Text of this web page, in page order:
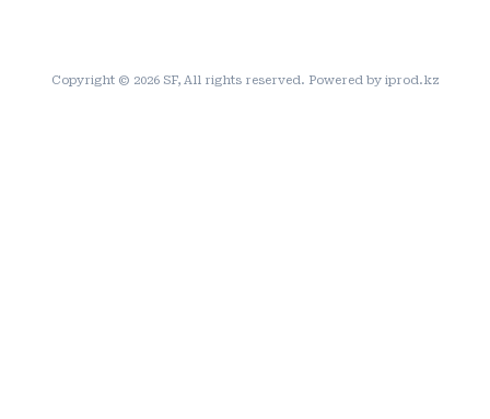
Copyright © 2026 SF, All rights reserved. Powered by iprod.kz